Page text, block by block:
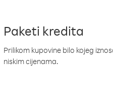
Paketi kredita
Prilikom kupovine bilo kojeg
niskim cijenama.